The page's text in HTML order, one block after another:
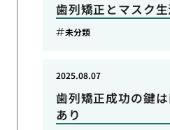
歯列矯正とマスク
未分類
歯列矯正成功の鍵
あり
2025.08.07